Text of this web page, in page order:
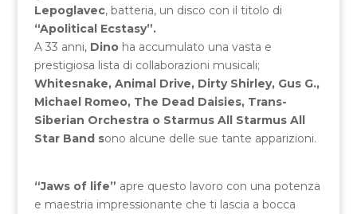
Lepoglavec, batteria, un disco con il titolo di
“Apolitical Ecstasy”.
A 33 anni, Dino ha accumulato una vasta e
prestigiosa lista di collaborazioni musicali;
Whitesnake, Animal Drive, Dirty Shirley, Gus G.,
Michael Romeo, The Dead Daisies, Trans-
Siberian Orchestra o Starmus All Starmus All
Star Band sono alcune delle sue tante apparizioni.
“Jaws of life” apre questo lavoro con una potenza
e maestria impressionante che ti lascia a bocca